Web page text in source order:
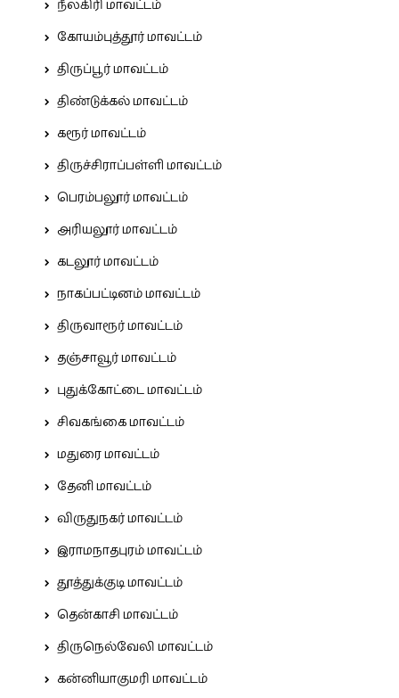
நீலகிரி மாவட்டம்
கோயம்புத்தூர் மாவட்டம்
திருப்பூர் மாவட்டம்
திண்டுக்கல் மாவட்டம்
கரூர் மாவட்டம்
திருச்சிராப்பள்ளி மாவட்டம்
பெரம்பலூர் மாவட்டம்
அரியலூர் மாவட்டம்
கடலூர் மாவட்டம்
நாகப்பட்டினம் மாவட்டம்
திருவாரூர் மாவட்டம்
தஞ்சாவூர் மாவட்டம்
புதுக்கோட்டை மாவட்டம்
சிவகங்கை மாவட்டம்
மதுரை மாவட்டம்
தேனி மாவட்டம்
விருதுநகர் மாவட்டம்
இராமநாதபுரம் மாவட்டம்
தூத்துக்குடி மாவட்டம்
தென்காசி மாவட்டம்
திருநெல்வேலி மாவட்டம்
கன்னியாகுமரி மாவட்டம்